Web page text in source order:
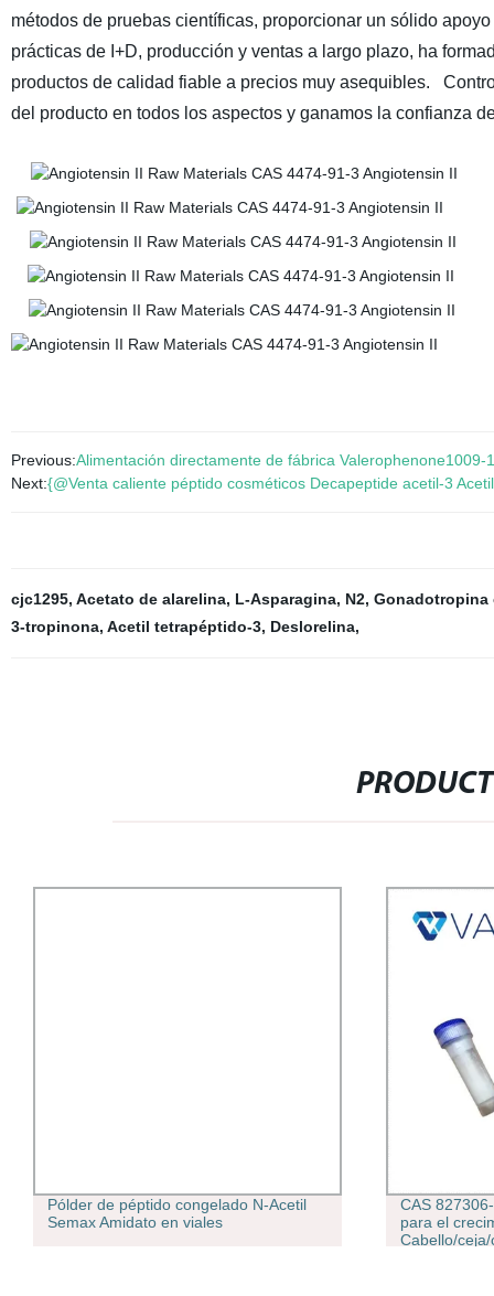
métodos de pruebas científicas, proporcionar un sólido
prácticas de I+D, producción y ventas a largo plazo, ha
productos de calidad fiable a precios muy asequibles.
del producto en todos los aspectos y ganamos la confianza
Previous:Alimentación directamente de fábrica
Next:{@Venta caliente péptido cosméticos Decapeptide acetil-3
cjc1295, Acetato de alarelina, L-Asparagina, N2, Gonadotropina
3-tropinona, Acetil tetrapéptido-3, Deslorelina,
Pólder de péptido congelado N-Acetil
Semax Amidato en viales
CAS
para el
Cabello/